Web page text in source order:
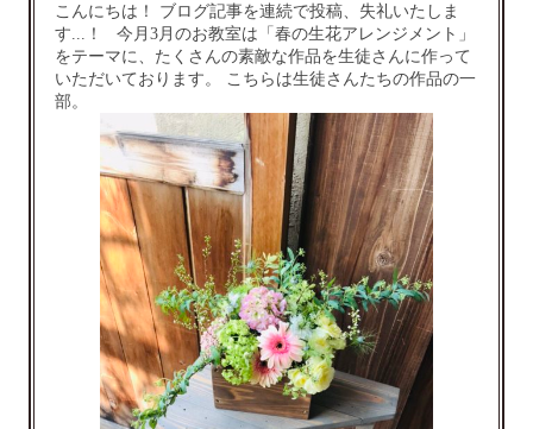
こんにちは！ ブログ記事を連続で投稿、失礼いたしま
す...！ 今月3月のお教室は「春の生花アレンジメント」
をテーマに、たくさんの素敵な作品を生徒さんに作って
いただいております。 こちらは生徒さんたちの作品の一
部。